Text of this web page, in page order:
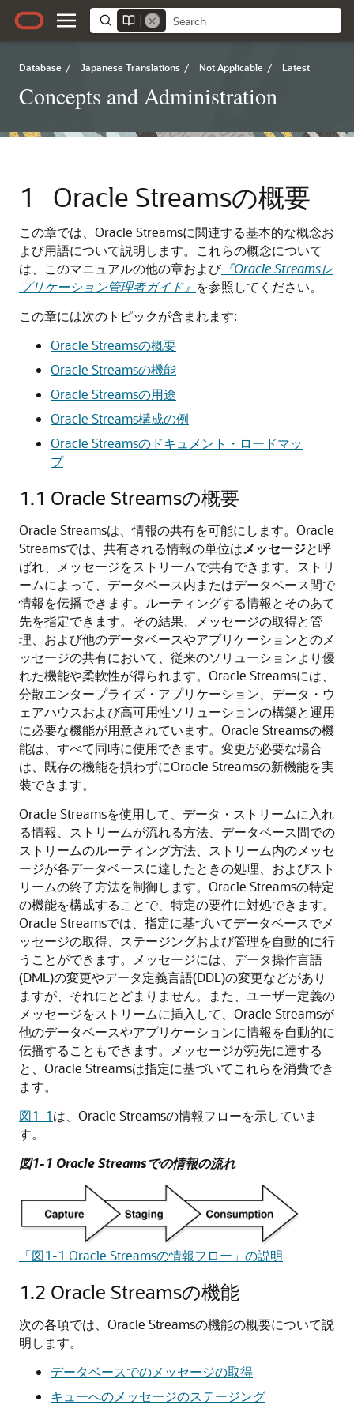
Database / Japanese Translations / Not Applicable / Latest
Concepts and Administration
1 Oracle Streamsの概要
この章では、Oracle Streamsに関連する基本的な概念お
よび用語について説明します。これらの概念について
は、このマニュアルの他の章および『Oracle Streamsレ
プリケーション管理者ガイド』 を参照してください。
この章には次のトピックが含まれます:
Oracle Streamsの概要
Oracle Streamsの機能
Oracle Streamsの用途
Oracle Streams構成の例
Oracle Streamsのドキュメント・ロードマッ
プ
1.1 Oracle Streamsの概要
Oracle Streamsは、情報の共有を可能にします。Oracle
Streamsでは、共有される情報の単位はメッセージと呼
ばれ、メッセージをストリームで共有できます。ストリ
ームによって、データベース内またはデータベース間で
情報を伝播できます。ルーティングする情報とそのあて
先を指定できます。その結果、メッセージの取得と管
理、および他のデータベースやアプリケーションとのメ
ッセージの共有において、従来のソリューションより優
れた機能や柔軟性が得られます。Oracle Streamsには、
分散エンタープライズ・アプリケーション、データ・ウ
ェアハウスおよび高可用性ソリューションの構築と運用
に必要な機能が用意されています。Oracle Streamsの機
能は、すべて同時に使用できます。変更が必要な場合
は、既存の機能を損わずにOracle Streamsの新機能を実
装できます。
Oracle Streamsを使用して、データ・ストリームに入れ
る情報、ストリームが流れる方法、データベース間での
ストリームのルーティング方法、ストリーム内のメッセ
ージが各データベースに達したときの処理、およびスト
リームの終了方法を制御します。Oracle Streamsの特定
の機能を構成することで、特定の要件に対処できます。
Oracle Streamsでは、指定に基づいてデータベースでメ
ッセージの取得、ステージングおよび管理を自動的に行
うことができます。メッセージには、データ操作言語
(DML)の変更やデータ定義言語(DDL)の変更などがあり
ますが、それにとどまりません。また、ユーザー定義の
メッセージをストリームに挿入して、Oracle Streamsが
他のデータベースやアプリケーションに情報を自動的に
伝播することもできます。メッセージが宛先に達する
と、Oracle Streamsは指定に基づいてこれらを消費でき
ます。
図1-1は、Oracle Streamsの情報フローを示していま
す。
図1-1 Oracle Streamsでの情報の流れ
「図1-1 Oracle Streamsの情報フロー」の説明
1.2 Oracle Streamsの機能
次の各項では、Oracle Streamsの機能の概要について説
明します。
データベースでのメッセージの取得
キューへのメッセージのステージング